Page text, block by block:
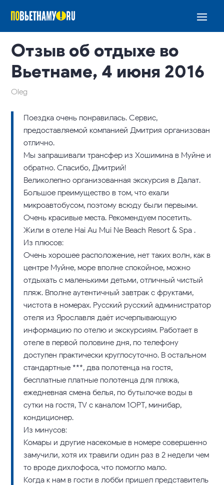
Отзыв об отдыхе во
Вьетнаме, 4 июня 2016
Oleg
Поездка очень понравилась. Сервис,
предоставляемой компанией Дмитрия организован
отлично.
Мы запрашивали трансфер из Хошимина в Муйне и
обратно. Спасибо, Дмитрий!
Великолепно организованная экскурсия в Далат.
Большое преимущество в том, что ехали
микроавтобусом, поэтому всюду были первыми.
Очень красивые места. Рекомендуем посетить.
Жили в отеле Hai Au Mui Ne Beach Resort & Spa .
Из плюсов:
Очень хорошее расположение, нет таких волн, как в
центре Муйне, море вполне спокойное, можно
отдыхать с маленькими детьми, отличный чистый
пляж. Вполне аутентичный завтрак с фруктами,
чистота в номерах. Русский русский администратор
отеля из Ярославля даёт исчерпывающую
информацию по отелю и экскурсиям. Работает в
отеле в первой половине дня, по телефону
доступен практически круглосуточно. В остальном
стандартные ***, два полотенца на гостя,
бесплатные платные полотенца для пляжа,
ежедневная смена белья, по бутылочке воды в
сутки на гостя, TV с каналом 1ОРТ, минибар,
кондиционер.
Из минусов:
Комары и другие насекомые в номере совершенно
замучили, хотя их травили один раз в 2 недели чем-
то вроде дихлофоса, что помогло мало.
Когда к нам в гости в лобби пришел представитель